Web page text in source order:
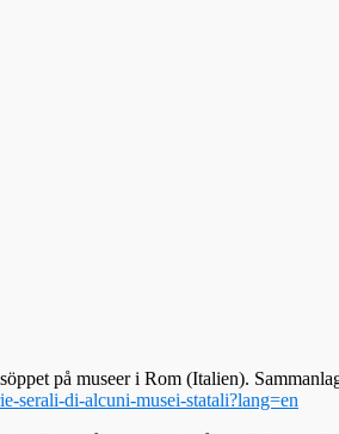
på museer i Rom (Italien).
serali-di-alcuni-musei-statali?lang=en